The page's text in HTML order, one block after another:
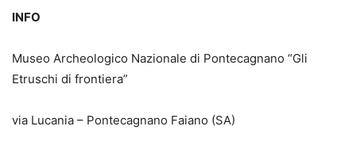
INFO
Museo Archeologico Nazionale di Pontecagnano “Gli
Etruschi di frontiera”
via Lucania – Pontecagnano Faiano (SA)